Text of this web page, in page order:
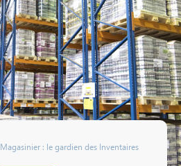
Magasinier : le gardien des Inventaires